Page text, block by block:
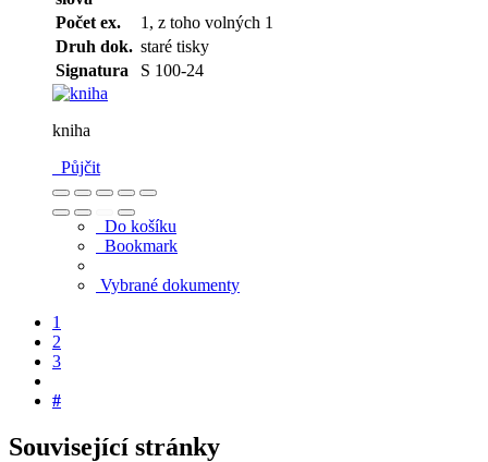
Počet ex.
1, z toho volných 1
Druh dok. staré tisky
Signatura
S 100-24
kniha
Půjčit
Do košíku
Bookmark
Vybrané dokumenty
1
2
3
#
Související stránky